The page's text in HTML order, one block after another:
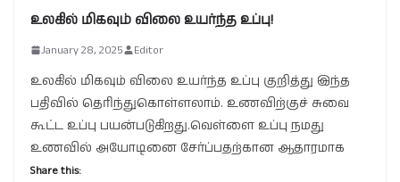
உலகில் மிகவும் விலை உயர்ந்த உப்பு!
January 28, 2025 Editor
உலகில் மிகவும் விலை உயர்ந்த உப்பு குறித்து இந்த
பதிவில் தெரிந்துகொள்ளலாம். உணவிற்குச் சுவை
கூட்ட உப்பு பயன்படுகிறது.வெள்ளை உப்பு நமது
உணவில் அயோடினை சேர்ப்பதற்கான ஆதாரமாக
Share this: